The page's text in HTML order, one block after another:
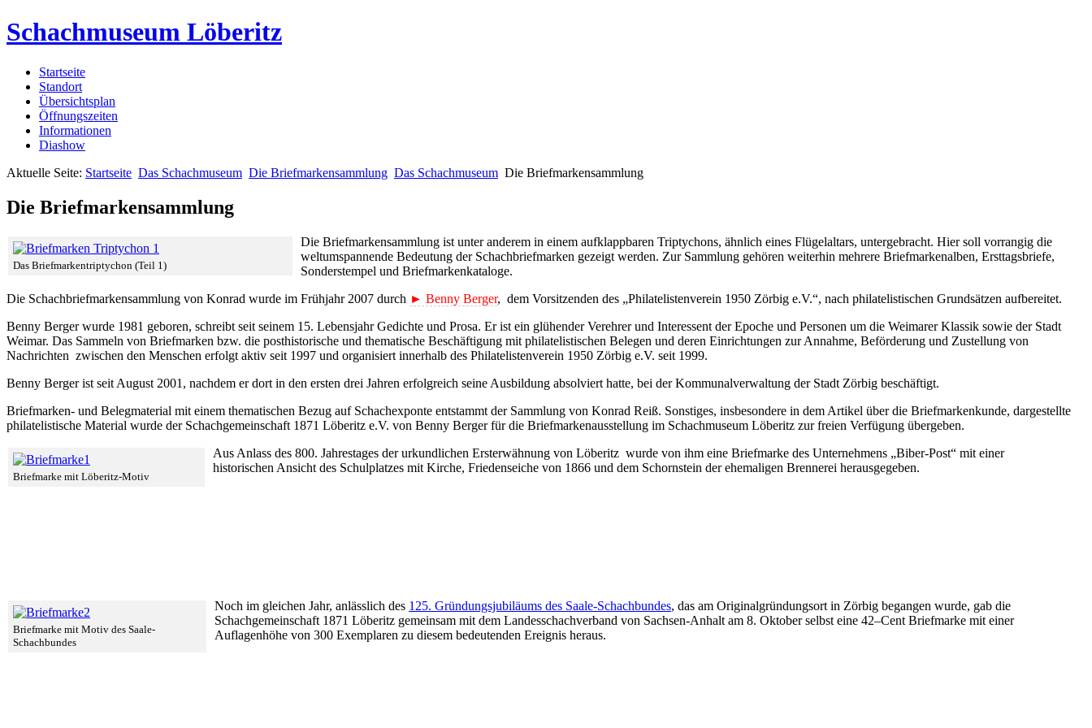
Schachmuseum Löberitz
Startseite
Standort
Übersichtsplan
Öffnungszeiten
Informationen
Diashow
Aktuelle Seite: Startseite Das Schachmuseum Die Briefmarkensammlung Das Schachmuseum Die Briefmarkensammlung
Die Briefmarkensammlung
Das Briefmarkentriptychon (Teil 1)
Die Briefmarkensammlung ist unter anderem in einem aufklappbaren Triptychons, ähnlich eines Flügelaltars, untergebracht. Hier soll vorrangig die
weltumspannende Bedeutung der Schachbriefmarken gezeigt werden. Zur Sammlung gehören weiterhin mehrere Briefmarkenalben, Ersttagsbriefe,
Sonderstempel und Briefmarkenkataloge.
Die Schachbriefmarkensammlung von Konrad wurde im Frühjahr 2007 durch ► Benny Berger, dem Vorsitzenden des „Philatelistenverein 1950 Zörbig e.V.“, nach philatelistischen Grundsätzen aufbereitet.
Benny Berger wurde 1981 geboren, schreibt seit seinem 15. Lebensjahr Gedichte und Prosa. Er ist ein glühender Verehrer und Interessent der Epoche und Personen um die Weimarer Klassik sowie der Stadt
Weimar. Das Sammeln von Briefmarken bzw. die posthistorische und thematische Beschäftigung mit philatelistischen Belegen und deren Einrichtungen zur Annahme, Beförderung und Zustellung von
Nachrichten zwischen den Menschen erfolgt aktiv seit 1997 und organisiert innerhalb des Philatelistenverein 1950 Zörbig e.V. seit 1999.
Benny Berger ist seit August 2001, nachdem er dort in den ersten drei Jahren erfolgreich seine Ausbildung absolviert hatte, bei der Kommunalverwaltung der Stadt Zörbig beschäftigt.
Briefmarken- und Belegmaterial mit einem thematischen Bezug auf Schachexponte entstammt der Sammlung von Konrad Reiß. Sonstiges, insbesondere in dem Artikel über die Briefmarkenkunde, dargestellte
philatelistische Material wurde der Schachgemeinschaft 1871 Löberitz e.V. von Benny Berger für die Briefmarkenausstellung im Schachmuseum Löberitz zur freien Verfügung übergeben.
Briefmarke mit Löberitz-Motiv
Aus Anlass des 800. Jahrestages der urkundlichen Ersterwähnung von Löberitz wurde von ihm eine Briefmarke des Unternehmens „Biber-Post“ mit einer
historischen Ansicht des Schulplatzes mit Kirche, Friedenseiche von 1866 und dem Schornstein der ehemaligen Brennerei herausgegeben.
Briefmarke mit Motiv des Saale-
Schachbundes
Noch im gleichen Jahr, anlässlich des 125. Gründungsjubiläums des Saale-Schachbundes, das am Originalgründungsort in Zörbig begangen wurde, gab die
Schachgemeinschaft 1871 Löberitz gemeinsam mit dem Landesschachverband von Sachsen-Anhalt am 8. Oktober selbst eine 42–Cent Briefmarke mit einer
Auflagenhöhe von 300 Exemplaren zu diesem bedeutenden Ereignis heraus.